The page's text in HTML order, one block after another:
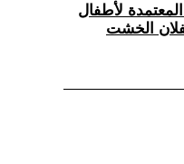
لأطفال
الخشت